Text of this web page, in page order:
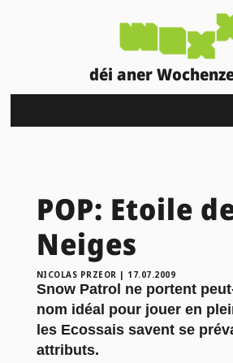
déi aner
POP: Etoile
Neiges
NICOLAS PRZEOR | 17.07.2009
Snow Patrol ne portent
nom idéal pour jouer en
les Ecossais savent se
attributs.